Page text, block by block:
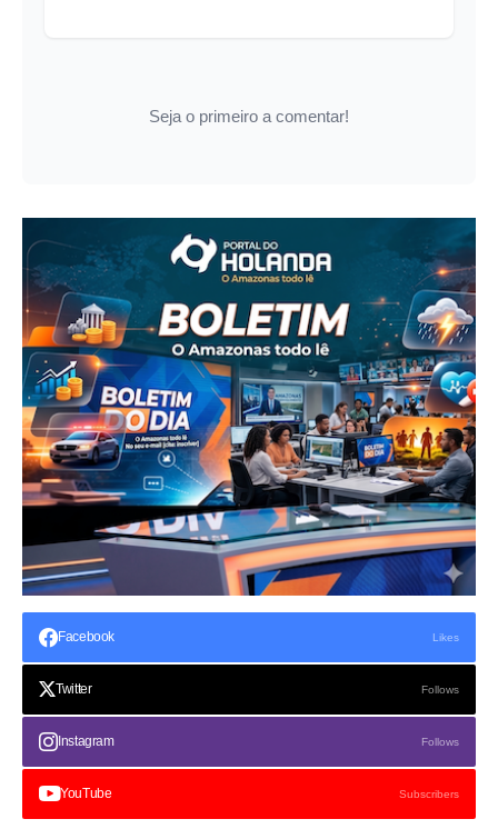
Seja o primeiro a comentar!
Facebook Likes
Twitter Follows
Instagram Follows
YouTube Subscribers